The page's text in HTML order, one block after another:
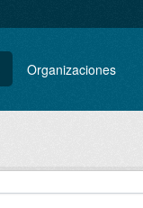
Organizaciones